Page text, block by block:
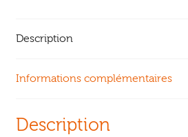
Description
Informations complémentaires
Description